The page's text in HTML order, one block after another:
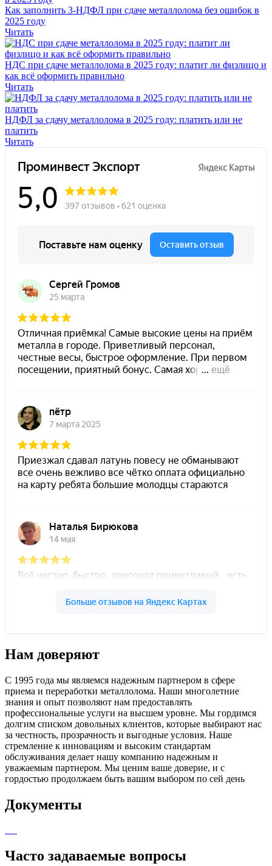
Как заполнить 3-НДФЛ при сдаче металлолома без ошибок в
2025 году
Читать
НДС при сдаче металлолома в 2025 году: платит ли физлицо и
как всё оформить правильно
Читать
НДФЛ за сдачу металлолома в 2025 году: платить или не
платить
Читать
Нам доверяют
С 1995 года мы являемся надежным партнером в сфере
приема и переработки металлолома. Наши многолетние
знания и опыт позволяют нам предоставлять
профессиональные услуги на высшем уровне. Мы гордимся
долгим списком довольных клиентов, которые выбирают нас
за честность, прозрачность и выгодные условия. Наше
стремление к инновациям и высоким стандартам
обслуживания делает нашу компанию надежным и
уважаемым партнером. Мы ценим ваше доверие, и с
гордостью продолжаем быть вашим выбором по сей день
Документы
Часто задаваемые вопросы